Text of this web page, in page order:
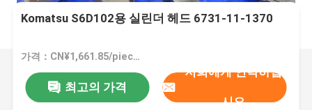
Komatsu S6D102용 실린더 헤드 6731-11-1370
가격：CN¥1,661.85/pieces 1-99 pieces
최고의 가격
저희에게 연락하십
시오